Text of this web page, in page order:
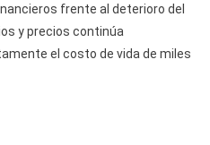
frente al deterioro del
y precios continúa
el costo de vida de miles